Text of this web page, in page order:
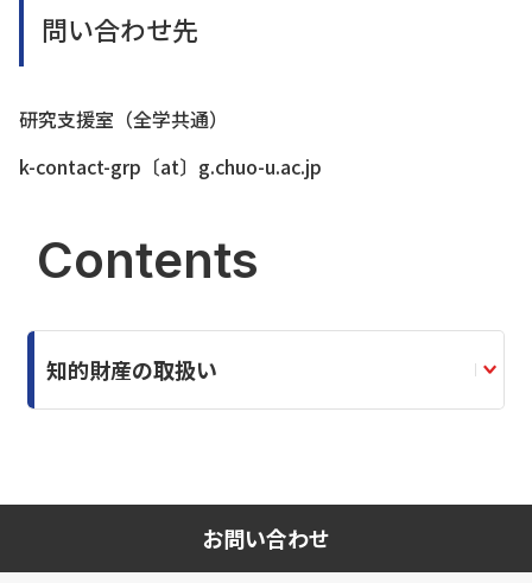
問い合わせ先
研究支援室（全学共通）
k-contact-grp〔at〕g.chuo-u.ac.jp
Contents
知的財産の取扱い
お問い合わせ